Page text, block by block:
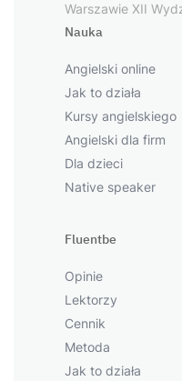
Warszawie XII
Nauka
Angielski online
Jak to działa
Kursy angielskiego
Angielski dla firm
Dla dzieci
Native speaker
Fluentbe
Opinie
Lektorzy
Cennik
Metoda
Jak to działa